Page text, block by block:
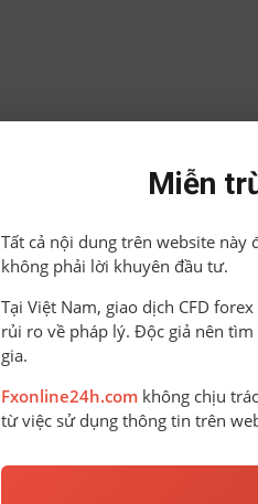
Miễn
Tất cả nội dung trên website này
không phải lời khuyên đầu tư.
Tại Việt Nam, giao dịch CFD
rủi ro về pháp lý. Độc giả nên
gia.
Fxonline24h.com không chịu
từ việc sử dụng thông tin trên